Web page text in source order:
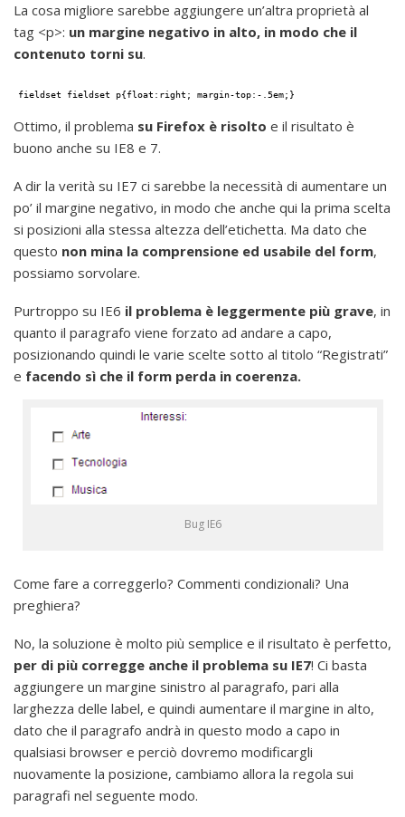
La cosa migliore sarebbe aggiungere un’altra proprietà al
tag <p>: un margine negativo in alto, in modo che il
contenuto torni su.
fieldset fieldset p{float:right; margin-top:-.5em;}
Ottimo, il problema su Firefox è risolto e il risultato è
buono anche su IE8 e 7.
A dir la verità su IE7 ci sarebbe la necessità di aumentare un
po’ il margine negativo, in modo che anche qui la prima scelta
si posizioni alla stessa altezza dell’etichetta. Ma dato che
questo non mina la comprensione ed usabile del form,
possiamo sorvolare.
Purtroppo su IE6 il problema è leggermente più grave, in
quanto il paragrafo viene forzato ad andare a capo,
posizionando quindi le varie scelte sotto al titolo “Registrati”
e facendo sì che il form perda in coerenza.
Bug IE6
Come fare a correggerlo? Commenti condizionali? Una
preghiera?
No, la soluzione è molto più semplice e il risultato è perfetto,
per di più corregge anche il problema su IE7! Ci basta
aggiungere un margine sinistro al paragrafo, pari alla
larghezza delle label, e quindi aumentare il margine in alto,
dato che il paragrafo andrà in questo modo a capo in
qualsiasi browser e perciò dovremo modificargli
nuovamente la posizione, cambiamo allora la regola sui
paragrafi nel seguente modo.